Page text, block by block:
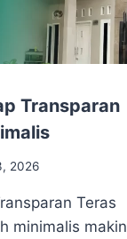
Transparan
2026
Teras
minimalis makin